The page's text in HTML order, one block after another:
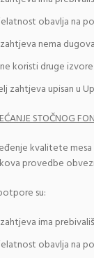
obavlja na
nema
koristi druge
zahtjeva upisan u
STOČNOG
kvalitete
provedbe
su:
ima
obavlja na